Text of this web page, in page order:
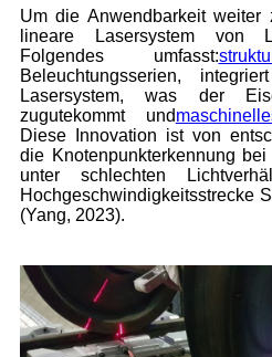
Um die Anwendbarkeit
lineare Lasersystem von
Folgendes umfasst:
Beleuchtungsserien,
Lasersystem, was der
zugutekommt und
Diese Innovation ist von
die Knotenpunkterkennung
unter schlechten
Hochgeschwindigkeitsstrecke
(Yang, 2023).